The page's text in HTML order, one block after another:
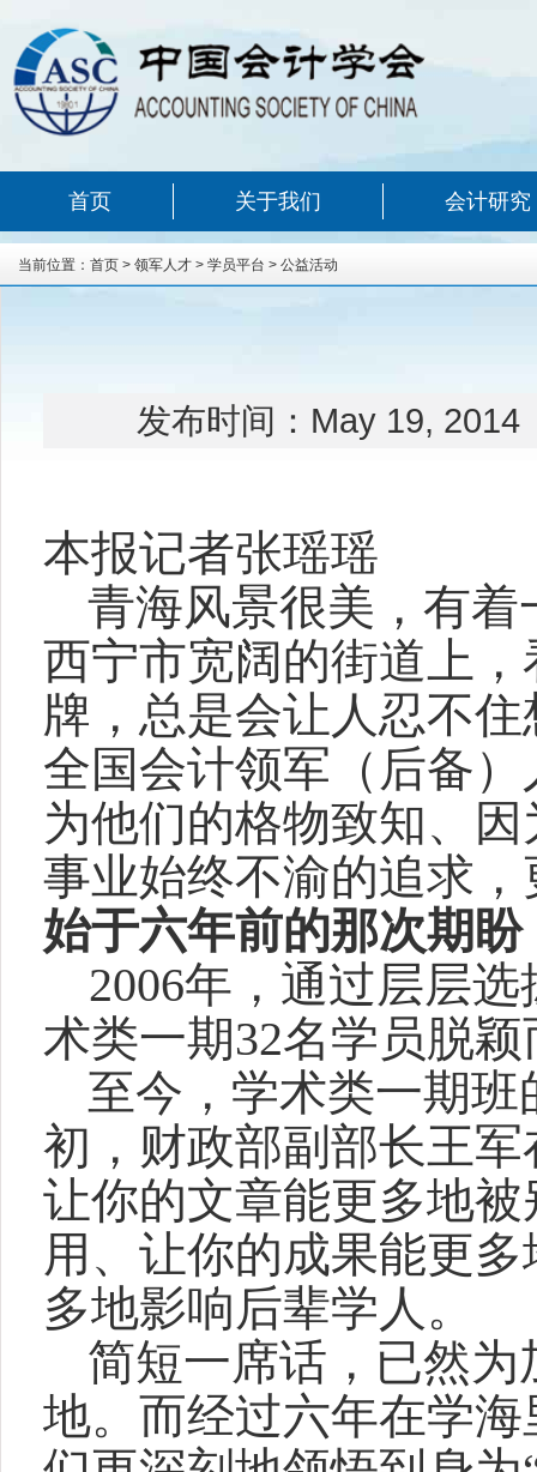
首页 关于我们 会计研究
当前位置： 首页 > 领军人才 > 学员平台 > 公益活动
发布时间： May 19, 2014
本报记者张瑶瑶
青海风景很美，有
西宁市宽阔的街道上
牌，总是会让人忍不
全国会计领军（后备
为他们的格物致知、
事业始终不渝的追求
始于六年前的那次期盼
2006年，通过层层
术类一期32名学员脱颖
至今，学术类一期
初， 财政部副部长王
让你的文章能更多地
用、让你的成果能更
多地影响后辈学人。
简短一席话，已然
地。而经过六年在学